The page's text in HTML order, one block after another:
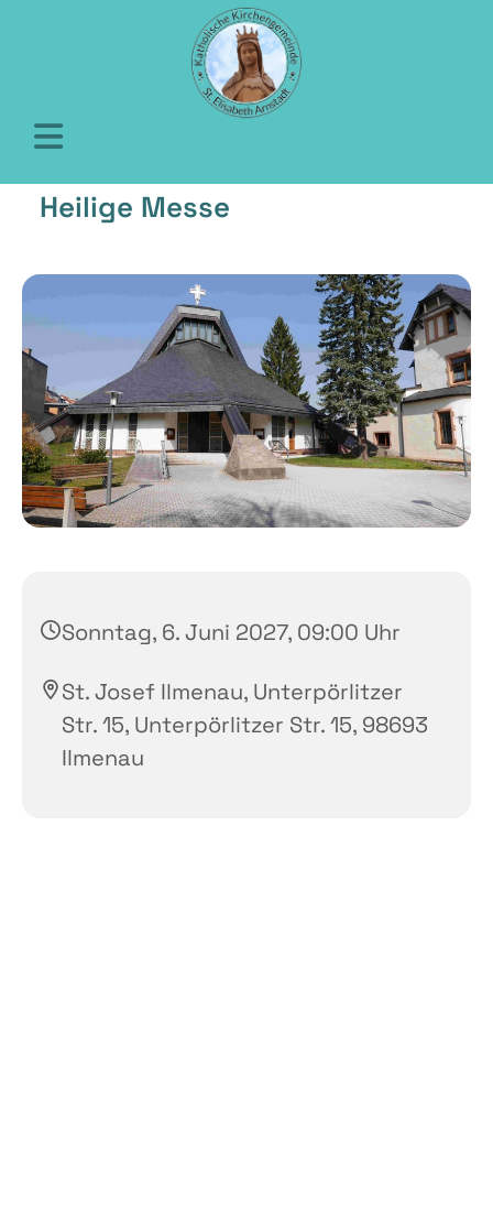
Heilige Messe
Sonntag, 6. Juni 2027, 09:00 Uhr
St. Josef Ilmenau, Unterpörlitzer
Str. 15, Unterpörlitzer Str. 15, 98693
Ilmenau